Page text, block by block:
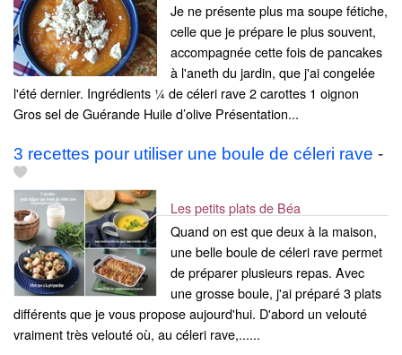
Je ne présente plus ma soupe fétiche,
celle que je prépare le plus souvent,
accompagnée cette fois de pancakes
à l'aneth du jardin, que j'ai congelée
l'été dernier. Ingrédients ¼ de céleri rave 2 carottes 1 oignon
Gros sel de Guérande Huile d’olive Présentation...
3 recettes pour utiliser une boule de céleri rave -
Les petits plats de Béa
Quand on est que deux à la maison,
une belle boule de céleri rave permet
de préparer plusieurs repas. Avec
une grosse boule, j'ai préparé 3 plats
différents que je vous propose aujourd'hui. D'abord un velouté
vraiment très velouté où, au céleri rave,......